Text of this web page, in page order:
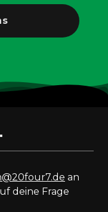
an
deine Frage